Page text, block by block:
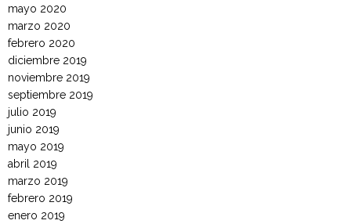
mayo 2020
marzo 2020
febrero 2020
diciembre 2019
noviembre 2019
septiembre 2019
julio 2019
junio 2019
mayo 2019
abril 2019
marzo 2019
febrero 2019
enero 2019